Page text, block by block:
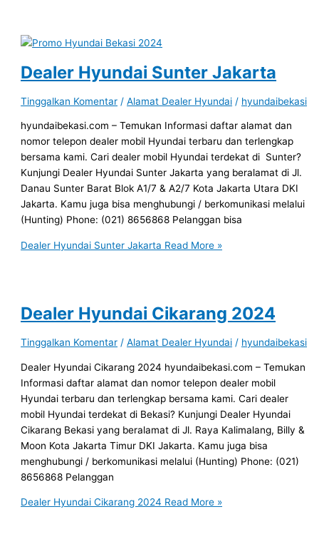
Dealer Hyundai Sunter Jakarta
Tinggalkan Komentar /Alamat Dealer Hyundai / hyundaibekasi
hyundaibekasi.com – Temukan Informasi daftar alamat dan
nomor telepon dealer mobil Hyundai terbaru dan terlengkap
bersama kami. Cari dealer mobil Hyundai terdekat di Sunter?
Kunjungi Dealer Hyundai Sunter Jakarta yang beralamat di Jl.
Danau Sunter Barat Blok A1/7 & A2/7 Kota Jakarta Utara DKI
Jakarta. Kamu juga bisa menghubungi / berkomunikasi melalui
(Hunting) Phone: (021) 8656868 Pelanggan bisa
Dealer Hyundai Sunter Jakarta Read More »
Dealer Hyundai Cikarang 2024
Tinggalkan Komentar /Alamat Dealer Hyundai / hyundaibekasi
Dealer Hyundai Cikarang 2024 hyundaibekasi.com – Temukan
Informasi daftar alamat dan nomor telepon dealer mobil
Hyundai terbaru dan terlengkap bersama kami. Cari dealer
mobil Hyundai terdekat di Bekasi? Kunjungi Dealer Hyundai
Cikarang Bekasi yang beralamat di Jl. Raya Kalimalang, Billy &
Moon Kota Jakarta Timur DKI Jakarta. Kamu juga bisa
menghubungi / berkomunikasi melalui (Hunting) Phone: (021)
8656868 Pelanggan
Dealer Hyundai Cikarang 2024 Read More »